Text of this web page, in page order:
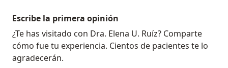
Escribe la primera opinión
¿Te has visitado con Dra. Elena U. Ruíz? Comparte
cómo fue tu experiencia. Cientos de pacientes te lo
agradecerán.